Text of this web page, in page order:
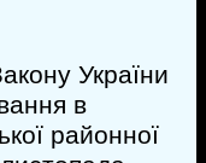
України
в
районної